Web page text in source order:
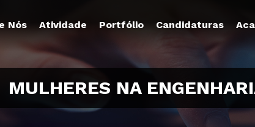
Nós Atividade Portfólio Candidaturas
MULHERES NA